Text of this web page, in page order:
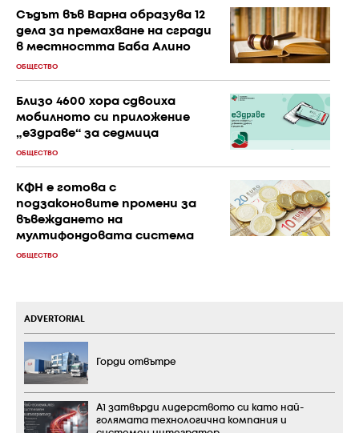
Съдът във Варна образува 12
дела за премахване на сгради
в местността Баба Алино
ОБЩЕСТВО
Близо 4600 хора сдвоиха
мобилното си приложение
„еЗдраве“ за седмица
ОБЩЕСТВО
КФН е готова с
подзаконовите промени за
въвеждането на
мултифондовата система
ОБЩЕСТВО
ADVERTORIAL
Горди отвътре
А1 затвърди лидерството си като най-
голямата технологична компания и